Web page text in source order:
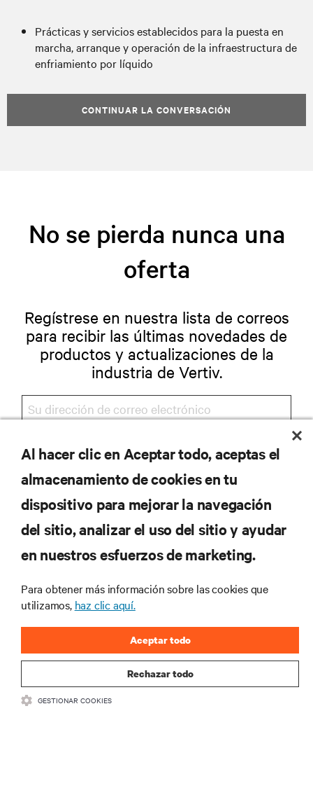
Prácticas y servicios establecidos para la puesta en
marcha, arranque y operación de la infraestructura de
enfriamiento por líquido
CONTINUAR LA CONVERSACIÓN
No se pierda nunca una
oferta
Regístrese en nuestra lista de correos
para recibir las últimas novedades de
productos y actualizaciones de la
industria de Vertiv.
REGISTRARSE
RECURSOS
CORPORATIVO
SÍGANOS
Al hacer clic en Aceptar todo, aceptas el
almacenamiento de cookies en tu
dispositivo para mejorar la navegación
del sitio, analizar el uso del sitio y ayudar
en nuestros esfuerzos de marketing.
Para obtener más información sobre las cookies que
utilizamos, haz clic aquí.
Rechazar todo
Aceptar todo
GESTIONAR COOKIES